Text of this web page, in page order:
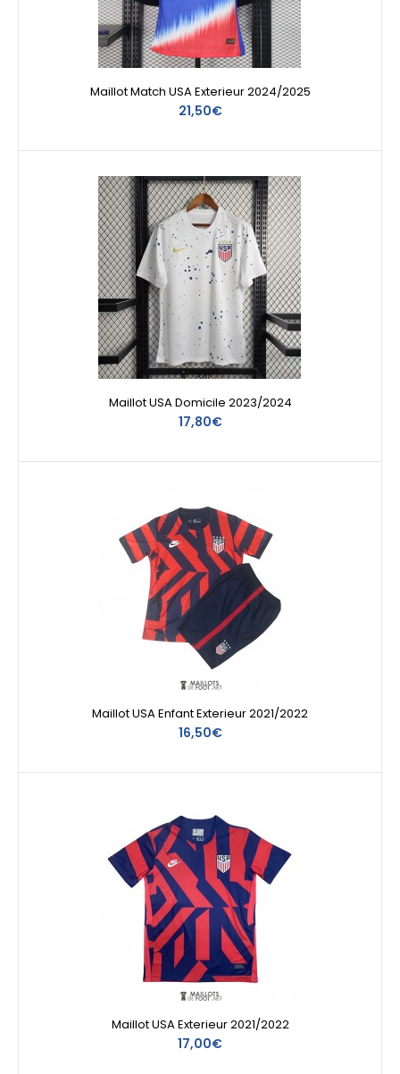
Maillot Match USA Exterieur 2024/2025
21,50€
Maillot USA Domicile 2023/2024
17,80€
Maillot USA Enfant Exterieur 2021/2022
16,50€
Maillot USA Exterieur 2021/2022
17,00€